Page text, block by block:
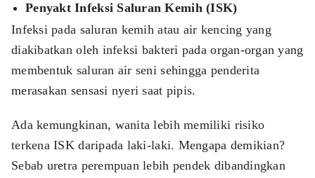
Penyakt Infeksi Saluran Kemih (ISK)
Infeksi pada saluran kemih atau air kencing yang
diakibatkan oleh infeksi bakteri pada organ-organ yang
membentuk saluran air seni sehingga penderita
merasakan sensasi nyeri saat pipis.
Ada kemungkinan, wanita lebih memiliki risiko
terkena ISK daripada laki-laki. Mengapa demikian?
Sebab uretra perempuan lebih pendek dibandingkan